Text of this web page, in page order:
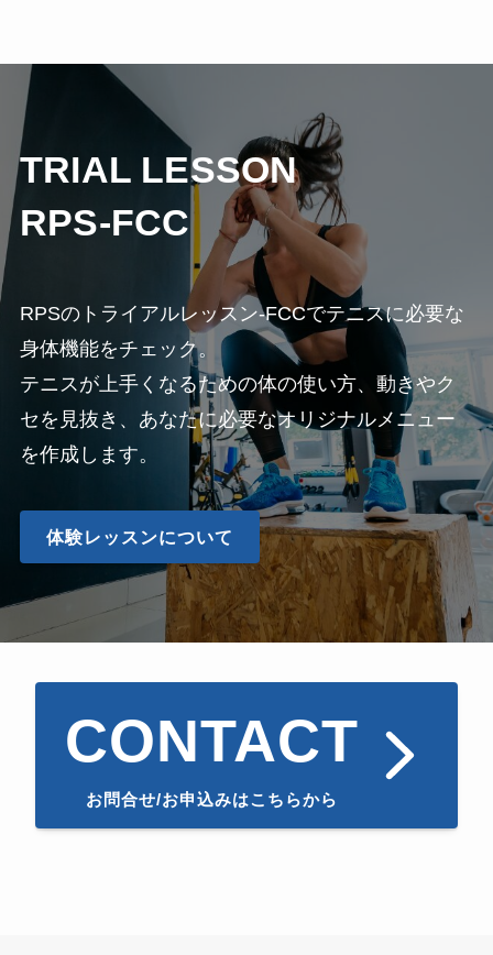
TRIAL LESSON
RPS-FCC
RPSのトライアルレッスン-FCCでテニスに必要な
身体機能をチェック。
テニスが上手くなるための体の使い方、動きやク
セを見抜き、あなたに必要なオリジナルメニュー
を作成します。
体験レッスンについて
CONTACT
お問合せ/お申込みはこちらから